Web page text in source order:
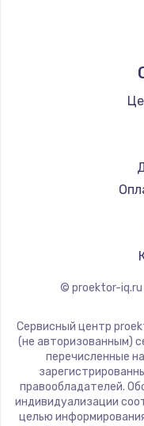
© proektor-iq.ru
Сервисный центр
(не авторизованным)
перечисленные
правообладателей.
индивидуализации
целью